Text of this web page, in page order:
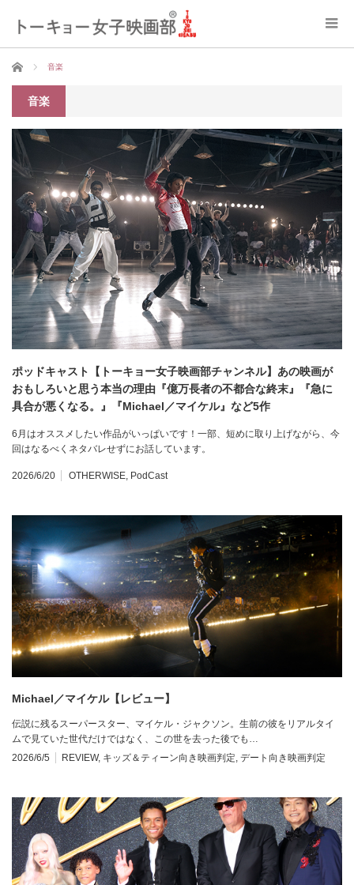
ホーム 音楽
音楽
ポッドキャスト【トーキョー女子映画部チャンネル】あの映画が
おもしろいと思う本当の理由『億万長者の不都合な終末』『急に
具合が悪くなる。』『Michael／マイケル』など5作
6月はオススメしたい作品がいっぱいです！一部、短めに取り上げながら、今
回はなるべくネタバレせずにお話しています。
2026/6/20 OTHERWISE PodCast
Michael／マイケル【レビュー】
伝説に残るスーパースター、マイケル・ジャクソン。生前の彼をリアルタイ
ムで見ていた世代だけではなく、この世を去った後でも…
2026/6/5
REVIEW, キッズ＆ティーン向き映画判定, デート向き映画判定